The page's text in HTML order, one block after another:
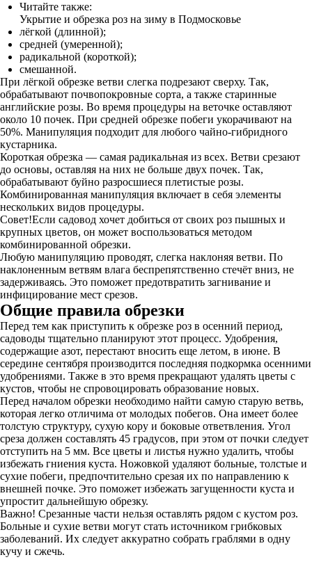
Читайте также:
Укрытие и обрезка роз на зиму в Подмосковье
лёгкой (длинной);
средней (умеренной);
радикальной (короткой);
смешанной.
При лёгкой обрезке ветви слегка подрезают сверху. Так,
обрабатывают почвопокровные сорта, а также старинные
английские розы. Во время процедуры на веточке оставляют
около 10 почек. При средней обрезке побеги укорачивают на
50%. Манипуляция подходит для любого чайно-гибридного
кустарника.
Короткая обрезка — самая радикальная из всех. Ветви срезают
до основы, оставляя на них не больше двух почек. Так,
обрабатывают буйно разросшиеся плетистые розы.
Комбинированная манипуляция включает в себя элементы
нескольких видов процедуры.
Совет!Если садовод хочет добиться от своих роз пышных и
крупных цветов, он может воспользоваться методом
комбинированной обрезки.
Любую манипуляцию проводят, слегка наклоняя ветви. По
наклоненным ветвям влага беспрепятственно стечёт вниз, не
задерживаясь. Это поможет предотвратить загнивание и
инфицирование мест срезов.
Общие правила обрезки
Перед тем как приступить к обрезке роз в осенний период,
садоводы тщательно планируют этот процесс. Удобрения,
содержащие азот, перестают вносить еще летом, в июне. В
середине сентября производится последняя подкормка осенними
удобрениями. Также в это время прекращают удалять цветы с
кустов, чтобы не спровоцировать образование новых.
Перед началом обрезки необходимо найти самую старую ветвь,
которая легко отличима от молодых побегов. Она имеет более
толстую структуру, сухую кору и боковые ответвления. Угол
среза должен составлять 45 градусов, при этом от почки следует
отступить на 5 мм. Все цветы и листья нужно удалить, чтобы
избежать гниения куста. Ножовкой удаляют больные, толстые и
сухие побеги, предпочтительно срезая их по направлению к
внешней почке. Это поможет избежать загущенности куста и
упростит дальнейшую обрезку.
Важно! Срезанные части нельзя оставлять рядом с кустом роз.
Больные и сухие ветви могут стать источником грибковых
заболеваний. Их следует аккуратно собрать граблями в одну
кучу и сжечь.